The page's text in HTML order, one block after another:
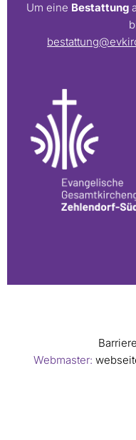
Um eine Bestattung
Webmaster: